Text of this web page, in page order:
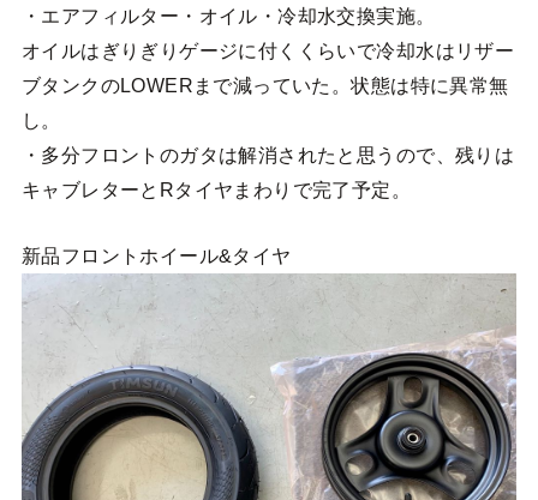
・エアフィルター・オイル・冷却水交換実施。
オイルはぎりぎりゲージに付くくらいで冷却水はリザー
ブタンクのLOWERまで減っていた。状態は特に異常無
し。
・多分フロントのガタは解消されたと思うので、残りは
キャブレターとRタイヤまわりで完了予定。
新品フロントホイール&タイヤ